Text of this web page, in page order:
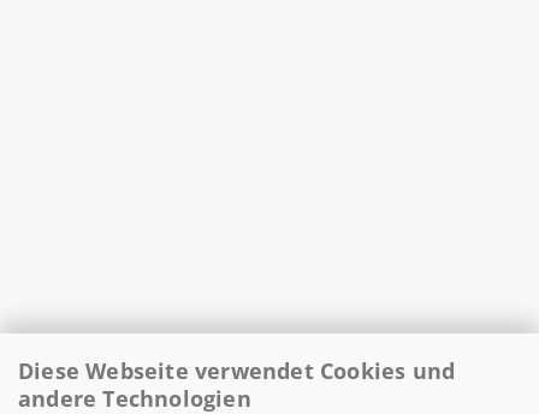
Diese Webseite verwendet Cookies und
andere Technologien